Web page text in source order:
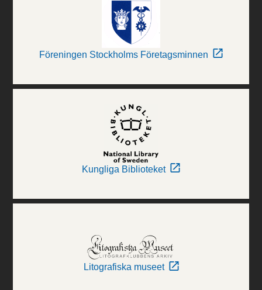
Föreningen Stockholms Företagsminnen
Kungliga Biblioteket
Litografiska museet